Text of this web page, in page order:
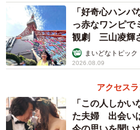
――お父様はどのような方です
「ミュージシャンらしくなく
もなくて、とても控えめです
イプですね。あと、若い頃か
才の今もジーンズ履いてます
「好奇心ハン
っ赤なワンピで
観劇 三山凌輝
まいどなトピック
2026.08.09
アクセス
「この人しか
た夫婦 出会い